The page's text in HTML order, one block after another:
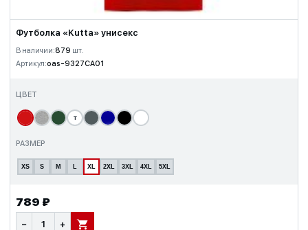
Футболка «Kutta» унисекс
В наличии:879 шт.
Артикул:oas-9327CA01
ЦВЕТ
т
РАЗМЕР
XS S M XL 2XL 3XL 4XL 5XL
789 ₽
− +